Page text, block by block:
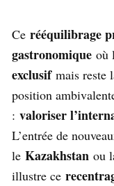
Ce rééquilibrage
gastronomique où
exclusifmais reste
position
: valoriser
L’entrée de
le Kazakhstan ou
illustre ce